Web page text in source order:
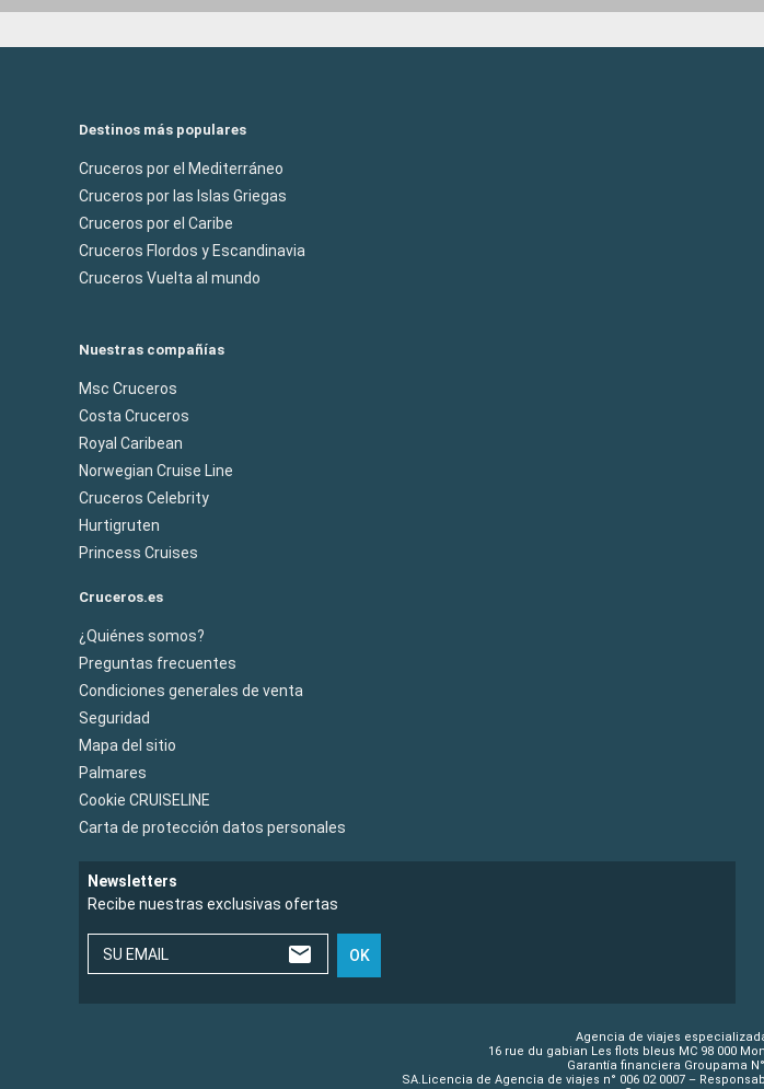
Destinos más populares
Cruceros por el Mediterráneo
Cruceros por las Islas Griegas
Cruceros por el Caribe
Cruceros Flordos y Escandinavia
Cruceros Vuelta al mundo
Nuestras compañías
Msc Cruceros
Costa Cruceros
Royal Caribean
Norwegian Cruise Line
Cruceros Celebrity
Hurtigruten
Princess Cruises
Cruceros.es
¿Quiénes somos?
Preguntas frecuentes
Condiciones generales de venta
Seguridad
Mapa del sitio
Palmares
Cookie CRUISELINE
Carta de protección datos personales
Newsletters
Recibe nuestras exclusivas ofertas
SU EMAIL OK
Agencia de viajes
16 rue du gabian Les flots bleus MC 98 000
Garantía financiera Groupama
SA.Licencia de Agencia de viajes n° 006 02 0007 –